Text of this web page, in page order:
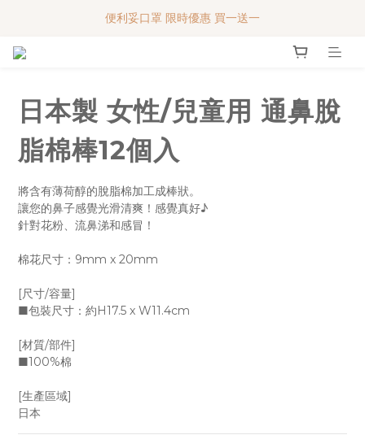
便利妥口罩 限時優惠 買一送一
便利妥口罩 限時優惠 買一送一
日本製 女性/兒童用 通鼻脫
脂棉棒12個入
將含有薄荷醇的脫脂棉加工成棒狀。
讓您的鼻子感覺光滑清爽！感覺真好♪
針對花粉、流鼻涕和感冒！
棉花尺寸：9mm x 20mm
[尺寸/容量]
■包裝尺寸：約H17.5 x W11.4cm
[材質/部件]
■100%棉
[生產區域]
日本